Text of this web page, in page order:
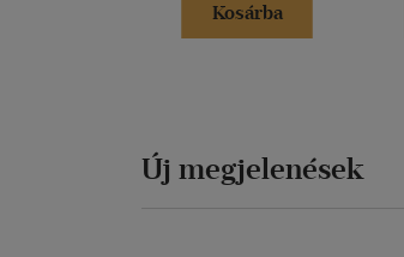
Kosárba
Új megjelenések